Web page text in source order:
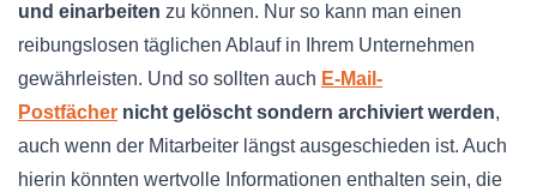
und einarbeiten zu können. Nur so kann man einen
reibungslosen täglichen Ablauf in Ihrem Unternehmen
gewährleisten. Und so sollten auch E-Mail-
Postfächer nicht gelöscht sondern archiviert werden,
auch wenn der Mitarbeiter längst ausgeschieden ist. Auch
hierin könnten wertvolle Informationen enthalten sein, die